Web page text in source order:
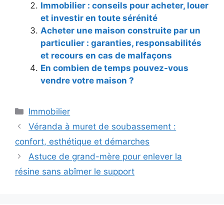
Immobilier : conseils pour acheter, louer
et investir en toute sérénité
Acheter une maison construite par un
particulier : garanties, responsabilités
et recours en cas de malfaçons
En combien de temps pouvez-vous
vendre votre maison ?
Catégories
Immobilier
Véranda à muret de soubassement :
confort, esthétique et démarches
Astuce de grand-mère pour enlever la
résine sans abîmer le support